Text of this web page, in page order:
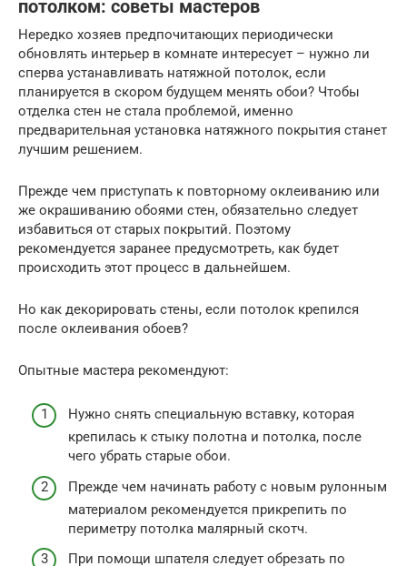
потолком: советы мастеров
Нередко хозяев предпочитающих периодически
обновлять интерьер в комнате интересует – нужно ли
сперва устанавливать натяжной потолок, если
планируется в скором будущем менять обои? Чтобы
отделка стен не стала проблемой, именно
предварительная установка натяжного покрытия станет
лучшим решением.
Прежде чем приступать к повторному оклеиванию или
же окрашиванию обоями стен, обязательно следует
избавиться от старых покрытий. Поэтому
рекомендуется заранее предусмотреть, как будет
происходить этот процесс в дальнейшем.
Но как декорировать стены, если потолок крепился
после оклеивания обоев?
Опытные мастера рекомендуют:
Нужно снять специальную вставку, которая
крепилась к стыку полотна и потолка, после
чего убрать старые обои.
Прежде чем начинать работу с новым рулонным
материалом рекомендуется прикрепить по
периметру потолка малярный скотч.
При помощи шпателя следует обрезать по